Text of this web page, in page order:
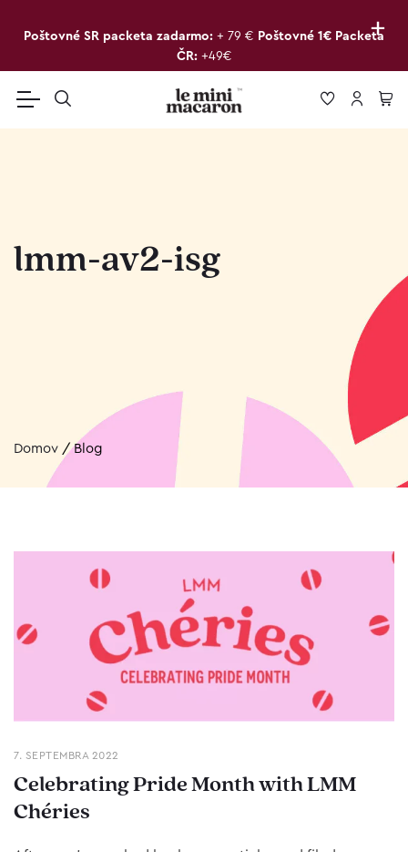
+
Poštovné SR packeta zadarmo: + 79 € Poštovné 1€ Packeta
ČR: +49€
lmm-av2-isg
Domov /Blog
7. SEPTEMBRA 2022
Celebrating Pride Month with LMM
Chéries